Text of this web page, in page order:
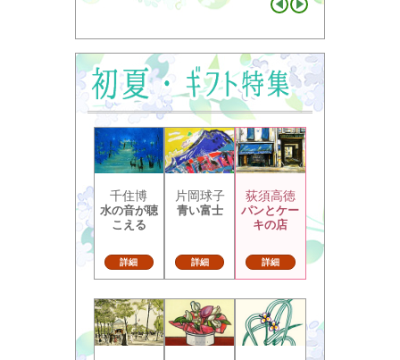
千住博
水の音が聴
こえる
詳細
片岡球子
青い富士
詳細
荻須高徳
パンとケー
キの店
詳細